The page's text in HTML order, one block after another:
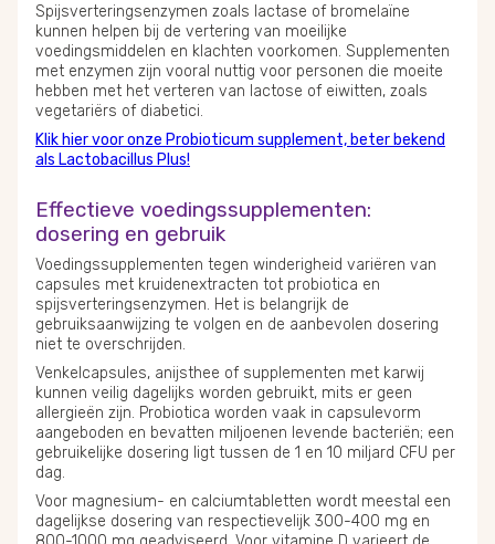
Spijsverteringsenzymen zoals lactase of bromelaïne
kunnen helpen bij de vertering van moeilijke
voedingsmiddelen en klachten voorkomen. Supplementen
met enzymen zijn vooral nuttig voor personen die moeite
hebben met het verteren van lactose of eiwitten, zoals
vegetariërs of diabetici.
Klik hier voor onze Probioticum supplement, beter bekend
als Lactobacillus Plus!
Effectieve voedingssupplementen:
dosering en gebruik
Voedingssupplementen tegen winderigheid variëren van
capsules met kruidenextracten tot probiotica en
spijsverteringsenzymen. Het is belangrijk de
gebruiksaanwijzing te volgen en de aanbevolen dosering
niet te overschrijden.
Venkelcapsules, anijsthee of supplementen met karwij
kunnen veilig dagelijks worden gebruikt, mits er geen
allergieën zijn. Probiotica worden vaak in capsulevorm
aangeboden en bevatten miljoenen levende bacteriën; een
gebruikelijke dosering ligt tussen de 1 en 10 miljard CFU per
dag.
Voor magnesium- en calciumtabletten wordt meestal een
dagelijkse dosering van respectievelijk 300-400 mg en